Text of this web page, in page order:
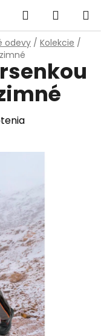
Hľadať
KOŠÍK
odevy / Kolekcie /